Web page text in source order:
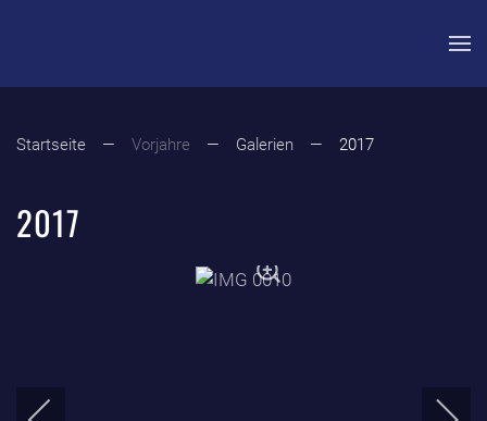
Startseite Vorjahre Galerien 2017
2017